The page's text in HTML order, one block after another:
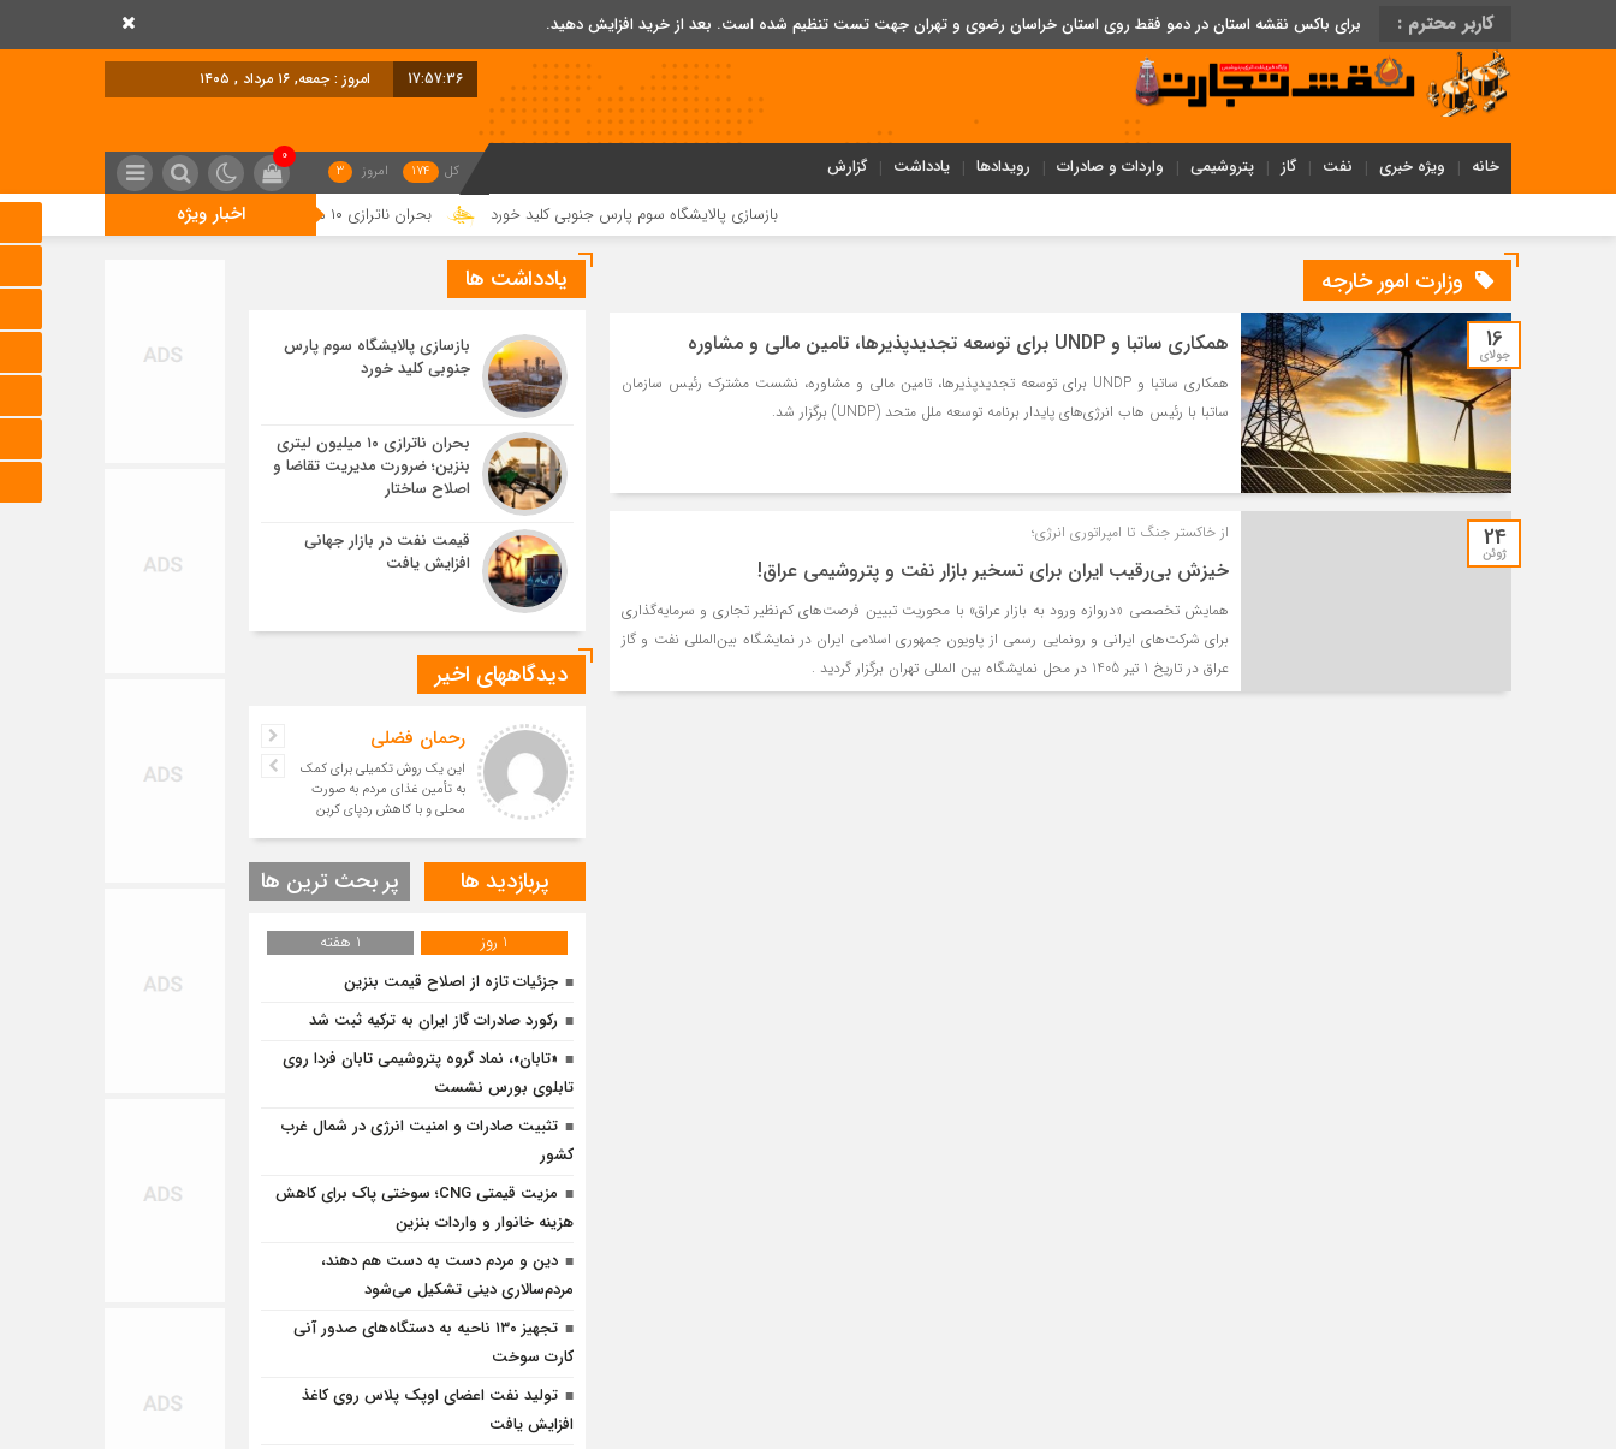
کاربر محترم : برای باکس نقشه استان در دمو فقط روی استان خراسان رضوی و تهران جهت تست تنظیم شده است. بعد از خرید افزایش دهید.
17:57:37 امروز : جمعه, ۱۶ مرداد , ۱۴۰۵
خانه ویژه خبری نفت گاز پتروشیمی واردات و صادرات رویدادها یادداشت گزارش کل 174 امروز 3
0
اخبار ویژه بازسازی پالایشگاه سوم پارس جنوبی کلید خورد بحران ناترازی ۱۰ میلیون لیتری بنزین؛ ضرورت مدیریت تقاضا و اصلاح ساختار
وزارت امور خارجه
16
جولای همکاری ساتبا و UNDP برای توسعه تجدیدپذیرها، تامین مالی و مشاوره
همکاری ساتبا و UNDP برای توسعه تجدیدپذیرها، تامین مالی و مشاوره، نشست مشترک رئیس سازمان
ساتبا با رئیس هاب انرژی‌های پایدار برنامه توسعه ملل متحد (UNDP) برگزار شد.
24
ژوئن
از خاکستر جنگ تا امپراتوری انرژی؛
خیزش بی‌رقیب ایران برای تسخیر بازار نفت و پتروشیمی عراق!
همایش تخصصی «دروازه ورود به بازار عراق» با محوریت تبیین فرصت‌های کم‌نظیر تجاری و سرمایه‌گذاری
برای شرکت‌های ایرانی و رونمایی رسمی از پاویون جمهوری اسلامی ایران در نمایشگاه بین‌المللی نفت و گاز
عراق در تاریخ 1 تیر 1405 در محل نمایشگاه بین المللی تهران برگزار گردید .
یادداشت ها
بازسازی پالایشگاه سوم پارس
جنوبی کلید خورد
بحران ناترازی ۱۰ میلیون لیتری
بنزین؛ ضرورت مدیریت تقاضا و
اصلاح ساختار
قیمت نفت در بازار جهانی
افزایش یافت
دیدگاههای اخیر
رحمان فضلی
این یک روش تکمیلی برای کمک
به تأمین غذای مردم به صورت
محلی و با کاهش ردپای کربن
پربازدید ها پر بحث ترین ها
1 روز
1 هفته
جزئیات تازه از اصلاح قیمت بنزین
رکورد صادرات گاز ایران به ترکیه ثبت شد
«تابان»، نماد گروه پتروشیمی تابان فردا روی
تابلوی بورس نشست
تثبیت صادرات و امنیت انرژی در شمال‌ غرب
کشور
مزیت قیمتی CNG؛ سوختی پاک برای کاهش
هزینه خانوار و واردات بنزین
دین و مردم دست به‌ دست هم دهند،
مردم‌سالاری دینی تشکیل می‌شود
تجهیز ۱۳۰ ناحیه به دستگاه‌های صدور آنی
کارت سوخت
تولید نفت اعضای اوپک پلاس روی کاغذ
افزایش یافت